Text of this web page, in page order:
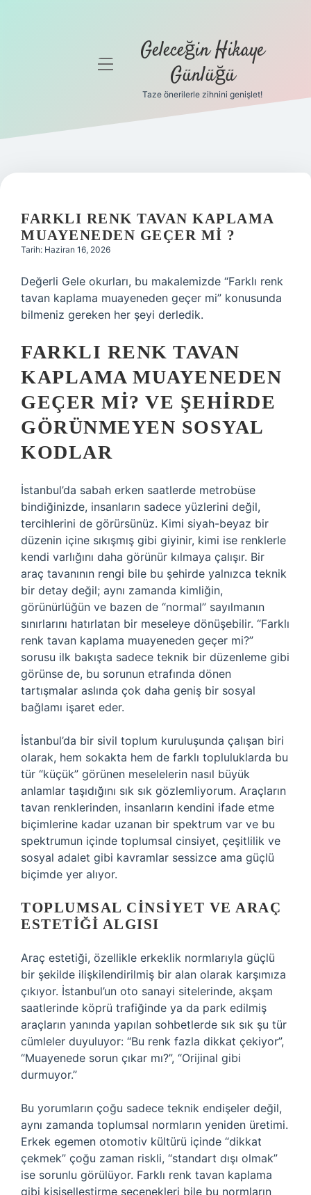
Gizlilik
Hakkımızda
menüyü Geleceğin Hikaye
Günlüğü
Taze önerilerle zihnini genişlet!
FARKLI RENK TAVAN KAPLAMA
MUAYENEDEN GEÇER MI ?
Tarih: Haziran 16, 2026
Değerli Gele okurları, bu makalemizde “Farklı renk
tavan kaplama muayeneden geçer mi” konusunda
bilmeniz gereken her şeyi derledik.
FARKLI RENK TAVAN
KAPLAMA MUAYENEDEN
GEÇER MI? VE ŞEHIRDE
GÖRÜNMEYEN SOSYAL
KODLAR
İstanbul’da sabah erken saatlerde metrobüse
bindiğinizde, insanların sadece yüzlerini değil,
tercihlerini de görürsünüz. Kimi siyah-beyaz bir
düzenin içine sıkışmış gibi giyinir, kimi ise renklerle
kendi varlığını daha görünür kılmaya çalışır. Bir
araç tavanının rengi bile bu şehirde yalnızca teknik
bir detay değil; aynı zamanda kimliğin,
görünürlüğün ve bazen de “normal” sayılmanın
sınırlarını hatırlatan bir meseleye dönüşebilir. “Farklı
renk tavan kaplama muayeneden geçer mi?”
sorusu ilk bakışta sadece teknik bir düzenleme gibi
görünse de, bu sorunun etrafında dönen
tartışmalar aslında çok daha geniş bir sosyal
bağlamı işaret eder.
İstanbul’da bir sivil toplum kuruluşunda çalışan biri
olarak, hem sokakta hem de farklı topluluklarda bu
tür “küçük” görünen meselelerin nasıl büyük
anlamlar taşıdığını sık sık gözlemliyorum. Araçların
tavan renklerinden, insanların kendini ifade etme
biçimlerine kadar uzanan bir spektrum var ve bu
spektrumun içinde toplumsal cinsiyet, çeşitlilik ve
sosyal adalet gibi kavramlar sessizce ama güçlü
biçimde yer alıyor.
TOPLUMSAL CINSIYET VE ARAÇ
ESTETIĞI ALGISI
Araç estetiği, özellikle erkeklik normlarıyla güçlü
bir şekilde ilişkilendirilmiş bir alan olarak karşımıza
çıkıyor. İstanbul’un oto sanayi sitelerinde, akşam
saatlerinde köprü trafiğinde ya da park edilmiş
araçların yanında yapılan sohbetlerde sık sık şu tür
cümleler duyuluyor: “Bu renk fazla dikkat çekiyor”,
“Muayenede sorun çıkar mı?”, “Orijinal gibi
durmuyor.”
Bu yorumların çoğu sadece teknik endişeler değil,
aynı zamanda toplumsal normların yeniden üretimi.
Erkek egemen otomotiv kültürü içinde “dikkat
çekmek” çoğu zaman riskli, “standart dışı olmak”
ise sorunlu görülüyor. Farklı renk tavan kaplama
gibi kişiselleştirme seçenekleri bile bu normların